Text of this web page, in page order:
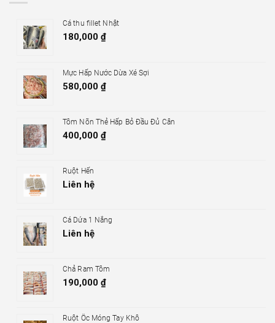
Cá thu fillet Nhật
180,000 ₫
Mực Hấp Nước Dừa Xé Sợi
580,000 ₫
Tôm Nõn Thẻ Hấp Bỏ Đầu Đủ Cân
400,000 ₫
Ruột Hến
Liên hệ
Cá Dứa 1 Nắng
Liên hệ
Chả Ram Tôm
190,000 ₫
Ruột Ốc Móng Tay Khô